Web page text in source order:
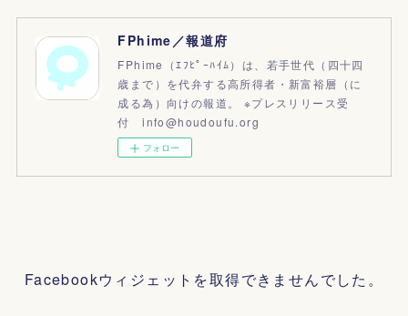
FPhime／報道府
FPhime（ｴﾌﾋﾟｰﾊｲﾑ）は、若手世代（四十四
歳まで）を代弁する高所得者・新富裕層（に
成る為）向けの報道。 ※プレスリリース受
付 info@houdoufu.org
フォロー
Facebookウィジェットを取得できませんでした。